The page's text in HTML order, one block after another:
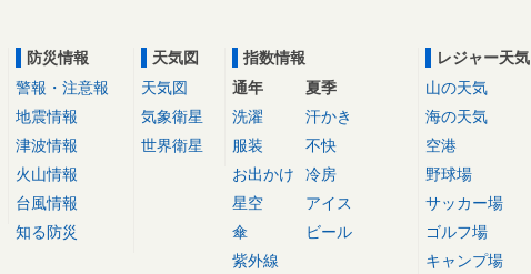
防災情報
警報・注意報
地震情報
津波情報
火山情報
台風情報
知る防災
天気図
天気図
気象衛星
世界衛星
指数情報
通年
洗濯
服装
お出かけ
星空
傘
紫外線
夏季
汗かき
不快
冷房
アイス
ビール
レジャー天気
山の天気
海の天気
空港
野球場
サッカー場
ゴルフ場
キャンプ場